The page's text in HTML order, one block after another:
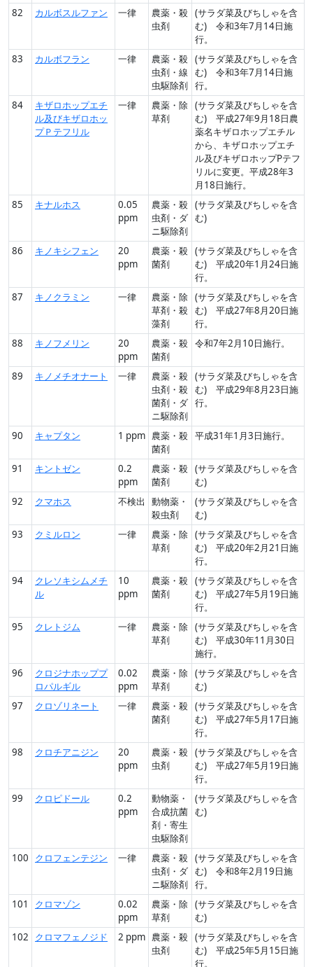
82 カルボスルファン 一律
農薬・殺
虫剤
(サラダ菜及びちしゃを含
む) 令和3年7月14日施
行。
83
カルボフラン 一律
農薬・殺
虫剤・線
虫駆除剤
(サラダ菜及びちしゃを含
む) 令和3年7月14日施
行。
84
キザロホップエチ
ル及びキザロホッ
プＰテフリル
一律
農薬・除
草剤
(サラダ菜及びちしゃを含
む) 平成27年9月18日農
薬名キザロホップエチル
から、キザロホップエチ
ル及びキザロホップPテフ
リルに変更。平成28年3
月18日施行。
85
キナルホス
0.05
ppm
農薬・殺
虫剤・ダ
ニ駆除剤
(サラダ菜及びちしゃを含
む)
86 キノキシフェン
20
ppm
農薬・殺
菌剤
(サラダ菜及びちしゃを含
む) 平成20年1月24日施
行。
87
キノクラミン 一律
農薬・除
草剤・殺
藻剤
(サラダ菜及びちしゃを含
む) 平成27年8月20日施
行。
88
キノフメリン
20
ppm
農薬・殺
菌剤
令和7年2月10日施行。
89 キノメチオナート 一律
農薬・殺
虫剤・殺
菌剤・ダ
ニ駆除剤
(サラダ菜及びちしゃを含
む) 平成29年8月23日施
行。
90 キャプタン 1 ppm 農薬・殺
菌剤
平成31年1月3日施行。
91 キントゼン
0.2
ppm
農薬・殺
菌剤
(サラダ菜及びちしゃを含
む)
92
クマホス 不検出
動物薬・
殺虫剤
(サラダ菜及びちしゃを含
む)
93
クミルロン 一律
農薬・除
草剤
(サラダ菜及びちしゃを含
む) 平成20年2月21日施
行。
94
クレソキシムメチ
ル
10
ppm
農薬・殺
菌剤
(サラダ菜及びちしゃを含
む) 平成27年5月19日施
行。
95
クレトジム 一律
農薬・除
草剤
(サラダ菜及びちしゃを含
む) 平成30年11月30日
施行。
96
クロジナホッププ
ロパルギル
0.02
ppm
農薬・除
草剤
(サラダ菜及びちしゃを含
む)
97
クロゾリネート 一律
農薬・殺
菌剤
(サラダ菜及びちしゃを含
む) 平成27年5月17日施
行。
98
クロチアニジン
20
ppm
農薬・殺
虫剤
(サラダ菜及びちしゃを含
む) 平成27年5月19日施
行。
99
クロピドール
0.2
ppm
動物薬・
合成抗菌
剤・寄生
虫駆除剤
(サラダ菜及びちしゃを含
む)
100 クロフェンテジン 一律
農薬・殺
虫剤・ダ
ニ駆除剤
(サラダ菜及びちしゃを含
む) 令和8年2月19日施
行。
101
クロマゾン
0.02
ppm
農薬・除
草剤
(サラダ菜及びちしゃを含
む)
102
クロマフェノジド 2 ppm 農薬・殺
虫剤
(サラダ菜及びちしゃを含
む) 平成25年5月15日施
行。